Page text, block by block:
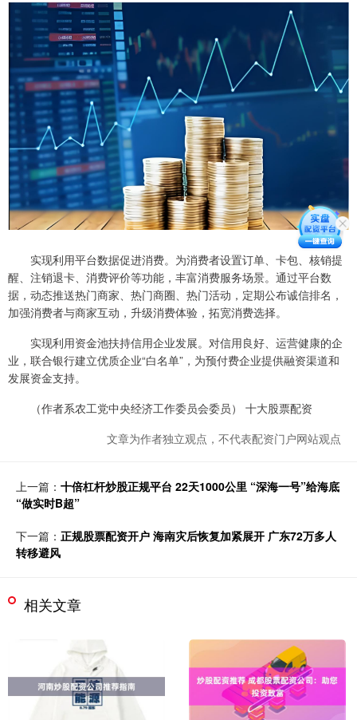
实现利用平台数据促进消费。为消费者设置订单、卡包、核销提
醒、注销退卡、消费评价等功能，丰富消费服务场景。通过平台数
据，动态推送热门商家、热门商圈、热门活动，定期公布诚信排名，
加强消费者与商家互动，升级消费体验，拓宽消费选择。
实现利用资金池扶持信用企业发展。对信用良好、运营健康的企
业，联合银行建立优质企业“白名单”，为预付费企业提供融资渠道和
发展资金支持。
（作者系农工党中央经济工作委员会委员） 十大股票配资
文章为作者独立观点，不代表配资门户网站观点
上一篇： 十倍杠杆炒股正规平台 22天1000公里 “深海一号”给海底
“做实时B超”
下一篇： 正规股票配资开户 海南灾后恢复加紧展开 广东72万多人
转移避风
相关文章